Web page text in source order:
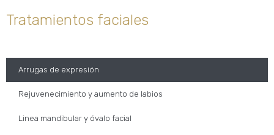
Tratamientos faciales
Arrugas de expresión
Rejuvenecimiento y aumento de labios
Linea mandibular y óvalo facial